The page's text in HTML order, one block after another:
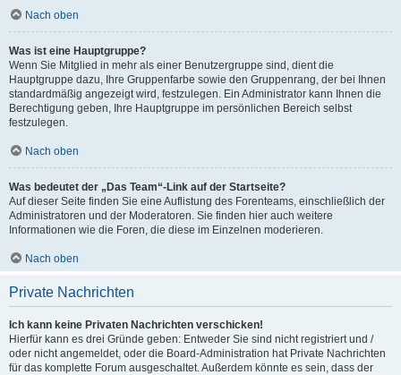
Nach oben
Was ist eine Hauptgruppe?
Wenn Sie Mitglied in mehr als einer Benutzergruppe sind, dient die
Hauptgruppe dazu, Ihre Gruppenfarbe sowie den Gruppenrang, der bei Ihnen
standardmäßig angezeigt wird, festzulegen. Ein Administrator kann Ihnen die
Berechtigung geben, Ihre Hauptgruppe im persönlichen Bereich selbst
festzulegen.
Nach oben
Was bedeutet der „Das Team“-Link auf der Startseite?
Auf dieser Seite finden Sie eine Auflistung des Forenteams, einschließlich der
Administratoren und der Moderatoren. Sie finden hier auch weitere
Informationen wie die Foren, die diese im Einzelnen moderieren.
Nach oben
Private Nachrichten
Ich kann keine Privaten Nachrichten verschicken!
Hierfür kann es drei Gründe geben: Entweder Sie sind nicht registriert und /
oder nicht angemeldet, oder die Board-Administration hat Private Nachrichten
für das komplette Forum ausgeschaltet. Außerdem könnte es sein, dass der